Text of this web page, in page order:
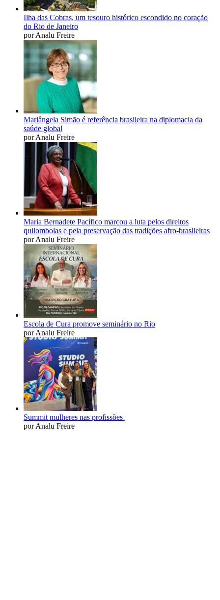
Ilha das Cobras, um tesouro histórico escondido no coração
do Rio de Janeiro
por Analu Freire
Mariângela Simão é referência brasileira na diplomacia da
saúde global
por Analu Freire
Maria Bernadete Pacífico marcou a luta pelos direitos
quilombolas e pela preservação das tradições afro-brasileiras
por Analu Freire
Escola de Cura promove seminário no Rio
por Analu Freire
Summit mulheres nas profissões
por Analu Freire